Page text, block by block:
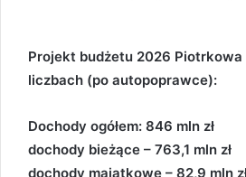
Projekt budżetu 2026
liczbach (po autopoprawce):
Dochody ogółem: 846 mln zł
dochody bieżące – 763,1 mln zł
dochody majątkowe – 82,9 mln